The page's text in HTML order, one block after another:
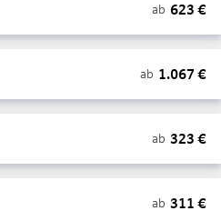
ab 623 €
ab 1.067 €
ab 323 €
ab 311 €